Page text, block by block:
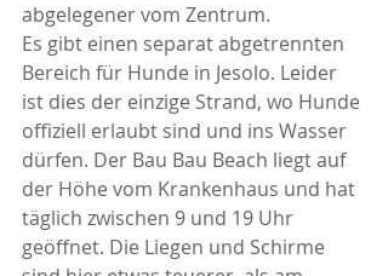
abgelegener vom Zentrum.
Es gibt einen separat abgetrennten
Bereich für Hunde in Jesolo. Leider
ist dies der einzige Strand, wo Hunde
offiziell erlaubt sind und ins Wasser
dürfen. Der Bau Bau Beach liegt auf
der Höhe vom Krankenhaus und hat
täglich zwischen 9 und 19 Uhr
geöffnet. Die Liegen und Schirme